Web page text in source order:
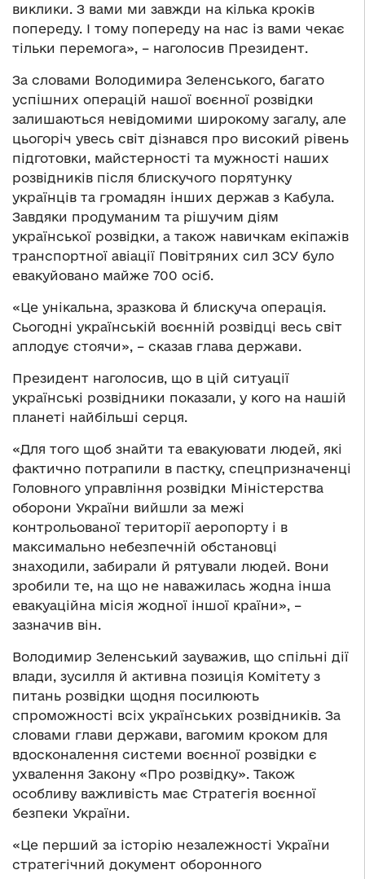
виклики. З вами ми завжди на кілька кроків
попереду. І тому попереду на нас із вами чекає
тільки перемога», – наголосив Президент.
За словами Володимира Зеленського, багато
успішних операцій нашої воєнної розвідки
залишаються невідомими широкому загалу, але
цьогоріч увесь світ дізнався про високий рівень
підготовки, майстерності та мужності наших
розвідників після блискучого порятунку
українців та громадян інших держав з Кабула.
Завдяки продуманим та рішучим діям
української розвідки, а також навичкам екіпажів
транспортної авіації Повітряних сил ЗСУ було
евакуйовано майже 700 осіб.
«Це унікальна, зразкова й блискуча операція.
Сьогодні українській воєнній розвідці весь світ
аплодує стоячи», – сказав глава держави.
Президент наголосив, що в цій ситуації
українські розвідники показали, у кого на нашій
планеті найбільші серця.
«Для того щоб знайти та евакуювати людей, які
фактично потрапили в пастку, спецпризначенці
Головного управління розвідки Міністерства
оборони України вийшли за межі
контрольованої території аеропорту і в
максимально небезпечній обстановці
знаходили, забирали й рятували людей. Вони
зробили те, на що не наважилась жодна інша
евакуаційна місія жодної іншої країни», –
зазначив він.
Володимир Зеленський зауважив, що спільні дії
влади, зусилля й активна позиція Комітету з
питань розвідки щодня посилюють
спроможності всіх українських розвідників. За
словами глави держави, вагомим кроком для
вдосконалення системи воєнної розвідки є
ухвалення Закону «Про розвідку». Також
особливу важливість має Стратегія воєнної
безпеки України.
«Це перший за історію незалежності України
стратегічний документ оборонного